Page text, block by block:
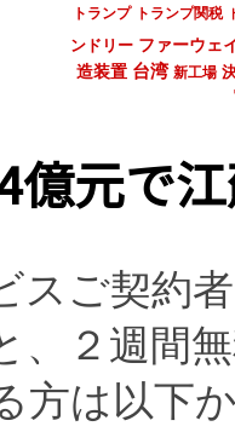
トランプ
トランプ関税
ンドリー ファーウェ
造装置 台湾 新工場
億元で
スご契約
、２週間
方は以下